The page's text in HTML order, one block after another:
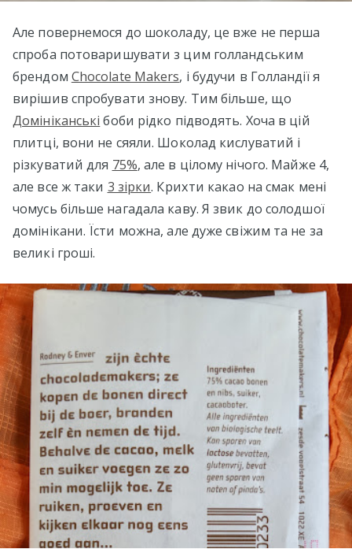
Але повернемося до шоколаду, це вже не перша
спроба потоваришувати з цим голландським
брендом Chocolate Makers, і будучи в Голландії я
вирішив спробувати знову. Тим більше, що
Домініканські боби рідко підводять. Хоча в цій
плитці, вони не сяяли. Шоколад кислуватий і
різкуватий для 75%, але в цілому нічого. Майже 4,
але все ж таки 3 зірки. Крихти какао на смак мені
чомусь більше нагадала каву. Я звик до солодшої
домінікани. Їсти можна, але дуже свіжим та не за
великі гроші.